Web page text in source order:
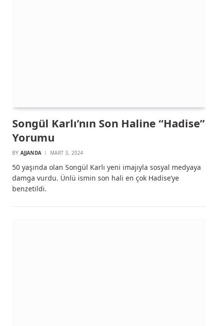
Songül Karlı’nın Son Haline “Hadise”
Yorumu
BY AJJANDA MART 3, 2024
50 yaşında olan Songül Karlı yeni imajıyla sosyal medyaya
damga vurdu. Ünlü ismin son hali en çok Hadise’ye
benzetildi.